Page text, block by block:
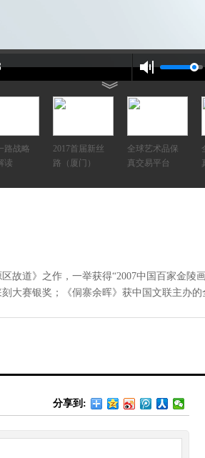
路战略
读
2017首届新丝
路（厦门）
全球艺术品保
真交易平台
故道》之作，一举获得“2007中国百家金陵
大赛银奖；《侗寨余晖》获中国文联主办
分享到: